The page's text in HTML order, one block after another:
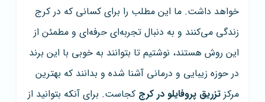
خواهد داشت. ما این مطلب را برای کسانی که در کرج
زندگی می‌کنند و به دنبال تجربه‌ای حرفه‌ای و مطمئن از
این روش هستند، نوشتیم تا بتوانند به خوبی با این برند
در حوزه زیبایی و درمانی آشنا شده و بدانند که بهترین
مرکز تزریق پروفایلو در کرج کجاست. برای آنکه بتوانید از